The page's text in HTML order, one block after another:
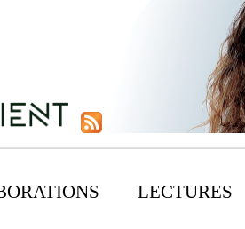
LECTURES